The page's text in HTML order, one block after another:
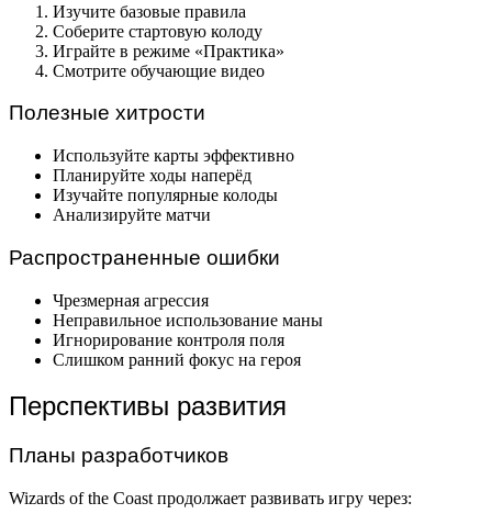
Изучите базовые правила
Соберите стартовую колоду
Играйте в режиме «Практика»
Смотрите обучающие видео
Полезные хитрости
Используйте карты эффективно
Планируйте ходы наперёд
Изучайте популярные колоды
Анализируйте матчи
Распространенные ошибки
Чрезмерная агрессия
Неправильное использование маны
Игнорирование контроля поля
Слишком ранний фокус на героя
Перспективы развития
Планы разработчиков
Wizards of the Coast продолжает развивать игру через: